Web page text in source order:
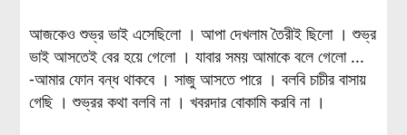
আজকেও শুভ্র ভাই এসেছিলো । আপা দেখলাম তৈরীই ছিলো । শুভ্র
ভাই আসতেই বের হয়ে গেলো । যাবার সময় আমাকে বলে গেলো ...
-আমার ফোন বন্ধ থাকবে । সাজু আসতে পারে । বলবি চাচীর বাসায়
গেছি । শুভ্রর কথা বলবি না । খবরদার বোকামি করবি না ।